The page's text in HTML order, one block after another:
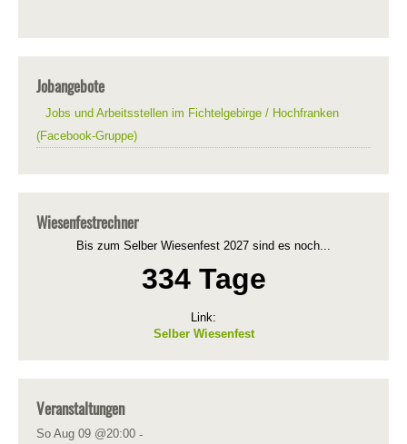
Jobangebote
Jobs und Arbeitsstellen im Fichtelgebirge / Hochfranken
(Facebook-Gruppe)
Wiesenfestrechner
Bis zum Selber Wiesenfest 2027 sind es noch...
334 Tage
Link:
Selber Wiesenfest
Veranstaltungen
So Aug 09 @20:00 -